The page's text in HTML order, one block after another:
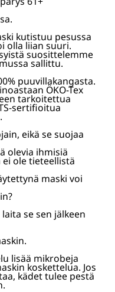
kutistuu pesussa
olla liian suuri.
suosittelemme
sallittu.
puuvillakangasta.
ÖKO-Tex
tarkoitettua
sertifioitua
eikä se suojaa
olevia ihmisiä
ole tieteellistä
maski voi
se sen jälkeen
lisää mikrobeja
koskettelua. Jos
kädet tulee pestä